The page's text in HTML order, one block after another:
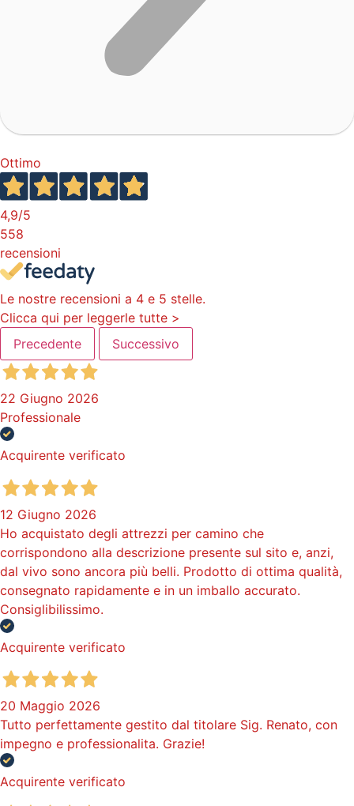
Ottimo
4,9/5
558
recensioni
Le nostre recensioni a 4 e 5 stelle.
Clicca qui per leggerle tutte >
Precedente
Successivo
22 Giugno 2026
Professionale
Acquirente verificato
12 Giugno 2026
Ho acquistato degli attrezzi per camino che
corrispondono alla descrizione presente sul sito e, anzi,
dal vivo sono ancora più belli. Prodotto di ottima qualità,
consegnato rapidamente e in un imballo accurato.
Consiglibilissimo.
Acquirente verificato
20 Maggio 2026
Tutto perfettamente gestito dal titolare Sig. Renato, con
impegno e professionalita. Grazie!
Acquirente verificato